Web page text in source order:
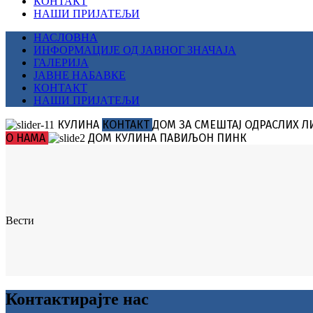
НАШИ ПРИЈАТЕЉИ
НАСЛОВНА
ИНФОРМАЦИЈЕ ОД ЈАВНОГ ЗНАЧАЈА
ГАЛЕРИЈА
ЈАВНЕ НАБАВКЕ
КОНТАКТ
НАШИ ПРИЈАТЕЉИ
КУЛИНА КОНТАКТ ДОМ ЗА СМЕШТАЈ ОДРАСЛИХ
О НАМА
ДОМ КУЛИНА ПАВИЉОН ПИНК
Вести
Контактирајте нас